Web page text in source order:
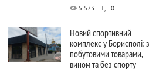
5 573 0
Новий спортивний
комплекс у Борисполі: з
побутовими товарами,
вином та без спорту